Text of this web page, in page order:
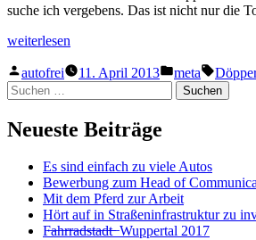
schuld
suche ich vergebens. Das ist nicht nur die
„Fahrradstadt
weiterlesen
Veröffentlicht
von
autofrei 11. April 2013
Veröffentlicht
in
meta
Suchen
nach:
Neueste Beiträge
Es sind einfach zu viele Autos
Bewerbung zum Head of
Mit dem Pferd zur Arbeit
Hört auf in Straßeninfrastruktur zu
F̶a̶h̶r̶r̶a̶d̶s̶t̶a̶d̶t̶ ̶ Wuppertal 2017